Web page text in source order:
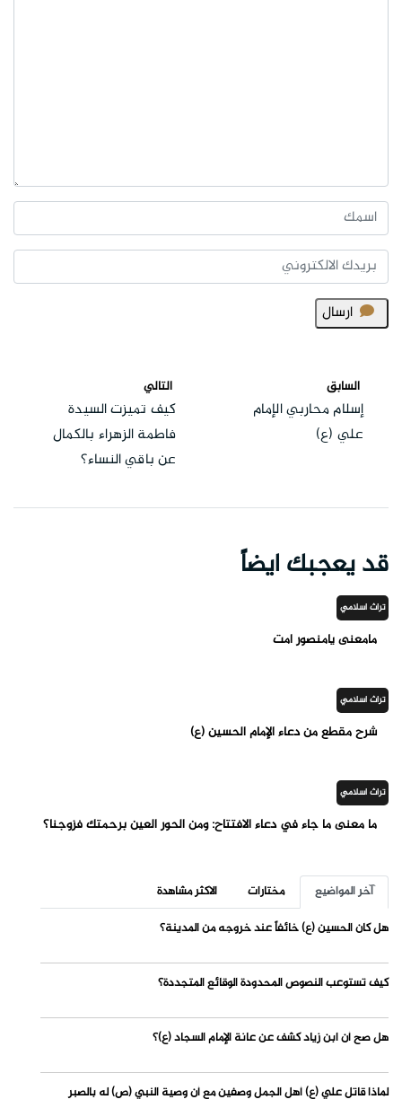
ارسال
السابق
إسلام محاربي الإمام
علي (ع)
التالي
كيف تميزت السيدة
فاطمة الزهراء بالكمال
عن باقي النساء؟
قد يعجبك ايضاً
تراث اسلامي
مامعنى يامنصور امت
تراث اسلامي
شرح مقطع من دعاء الإمام الحسين (ع)
تراث اسلامي
ما معنى ما جاء في دعاء الافتتاح: ومن الحور العين برحمتك فزوجنا؟
آخر المواضيع مختارات
الاكثر مشاهدة
هل كان الحسين (ع) خائفاً عند خروجه من المدينة؟
كيف تستوعب النصوص المحدودة الوقائع المتجددة؟
هل صح أن ابن زياد كشف عن عانة الإمام السجاد (ع)؟
لماذا قاتل علي (ع) أهل الجمل وصفين مع أن وصية النبي (ص) له بالصبر